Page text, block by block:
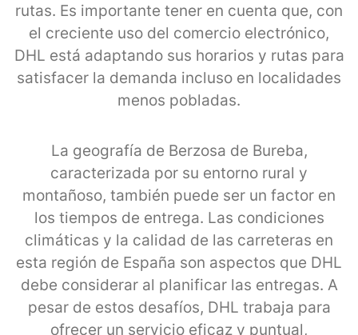
rutas. Es importante tener en cuenta que, con
el creciente uso del comercio electrónico,
DHL está adaptando sus horarios y rutas para
satisfacer la demanda incluso en localidades
menos pobladas.
La geografía de Berzosa de Bureba,
caracterizada por su entorno rural y
montañoso, también puede ser un factor en
los tiempos de entrega. Las condiciones
climáticas y la calidad de las carreteras en
esta región de España son aspectos que DHL
debe considerar al planificar las entregas. A
pesar de estos desafíos, DHL trabaja para
ofrecer un servicio eficaz y puntual,